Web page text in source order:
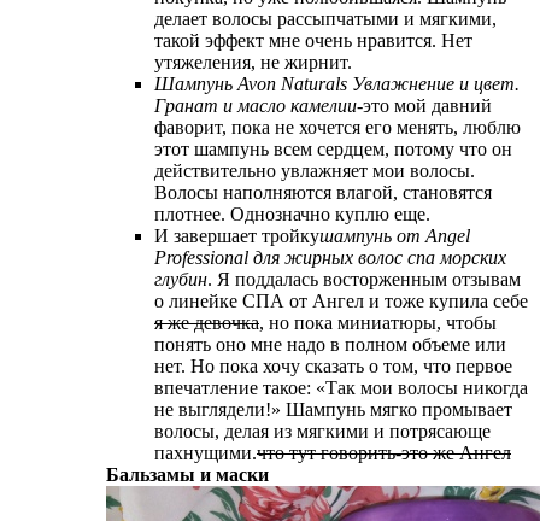
делает волосы рассыпчатыми и мягкими,
такой эффект мне очень нравится. Нет
утяжеления, не жирнит.
Шампунь Avon Naturals Увлажнение и цвет.
Гранат и масло камелии-это мой давний
фаворит, пока не хочется его менять, люблю
этот шампунь всем сердцем, потому что он
действительно увлажняет мои волосы.
Волосы наполняются влагой, становятся
плотнее. Однозначно куплю еще.
И завершает тройкушампунь от Angel
Professional для жирных волос спа морских
глубин. Я поддалась восторженным отзывам
о линейке СПА от Ангел и тоже купила себе
я же девочка, но пока миниатюры, чтобы
понять оно мне надо в полном объеме или
нет. Но пока хочу сказать о том, что первое
впечатление такое: «Так мои волосы никогда
не выглядели!» Шампунь мягко промывает
волосы, делая из мягкими и потрясающе
пахнущими.что тут говорить-это же Ангел
Бальзамы и маски